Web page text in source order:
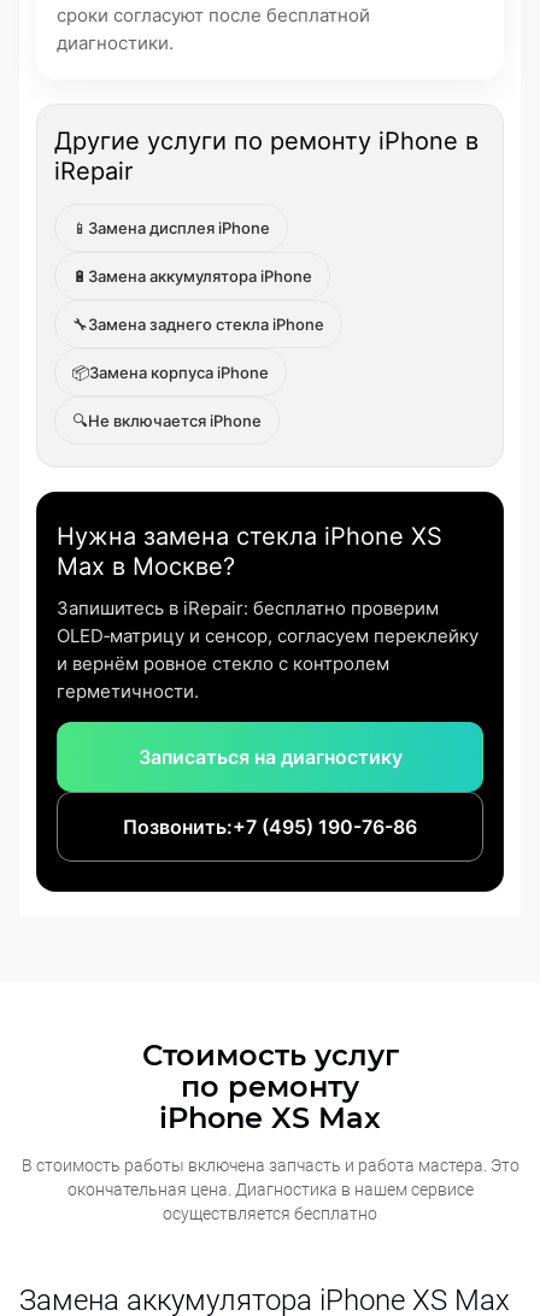
сроки согласуют после бесплатной
диагностики.
Другие услуги по ремонту iPhone в
iRepair
📱 Замена дисплея iPhone
🔋 Замена аккумулятора iPhone
🔧Замена заднего стекла iPhone
📦Замена корпуса iPhone
🔍Не включается iPhone
Нужна замена стекла iPhone XS
Max в Москве?
Запишитесь в iRepair: бесплатно проверим
OLED‑матрицу и сенсор, согласуем переклейку
и вернём ровное стекло с контролем
герметичности.
Записаться на диагностику
Позвонить:+7 (495) 190-76-86
Стоимость услуг
по ремонту
iPhone XS Max
В стоимость работы включена запчасть и работа мастера. Это
окончательная цена. Диагностика в нашем сервисе
осуществляется бесплатно
Замена аккумулятора iPhone XS Max